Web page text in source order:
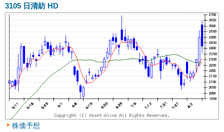
3105 日清紡 HD
株価予想